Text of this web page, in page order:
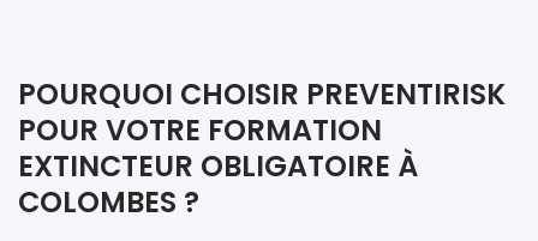
POURQUOI CHOISIR PREVENTIRISK
POUR VOTRE FORMATION
EXTINCTEUR OBLIGATOIRE À
COLOMBES ?